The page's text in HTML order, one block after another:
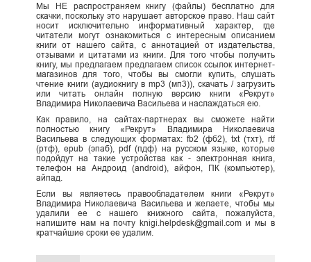
Мы НЕ распространяем книгу (файлы) бесплатно для
скачки, поскольку это нарушает авторское право. Наш сайт
носит исключительно информативный характер, где
читатели могут ознакомиться с интересным описанием
книги от нашего сайта, с аннотацией от издательства,
отзывами и цитатами из книги. Для того чтобы получить
книгу, мы предлагаем предлагаем список ссылок интернет-
магазинов для того, чтобы вы смогли купить, слушать
чтение книги (аудиокнигу в mp3 (мп3)), скачать / загрузить
или читать онлайн полную версию книги «Рекрут»
Владимира Николаевича Васильева и наслаждаться ею.
Как правило, на сайтах-партнерах вы сможете найти
полностью книгу «Рекрут» Владимира Николаевича
Васильева в следующих форматах: fb2 (фб2), txt (тхт), rtf
(ртф), epub (эпаб), pdf (пдф) на русском языке, которые
подойдут на такие устройства как - электронная книга,
телефон на Андроид (android), айфон, ПК (компьютер),
айпад.
Если вы являетесь правообладателем книги «Рекрут»
Владимира Николаевича Васильева и желаете, чтобы мы
удалили ее с нашего книжного сайта, пожалуйста,
напишите нам на почту knigi.helpdesk@gmail.com и мы в
кратчайшие сроки ее удалим.